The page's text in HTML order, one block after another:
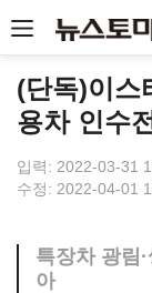
(단독)이스
용차 인수
입력: 2022-03-31
수정: 2022-04-01
특장차 광림
아